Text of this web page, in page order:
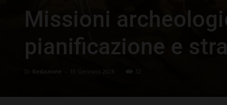
Missioni
pianificazione e
Di Redazione 10 Gennaio 2026 32